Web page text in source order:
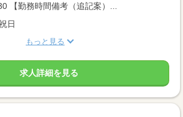
【勤務時間備考（追記案）...
日
もっと見る
求人詳細を見る